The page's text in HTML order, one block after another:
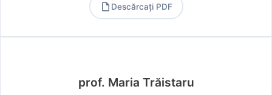
Descărcați PDF
prof. Maria Trăistaru